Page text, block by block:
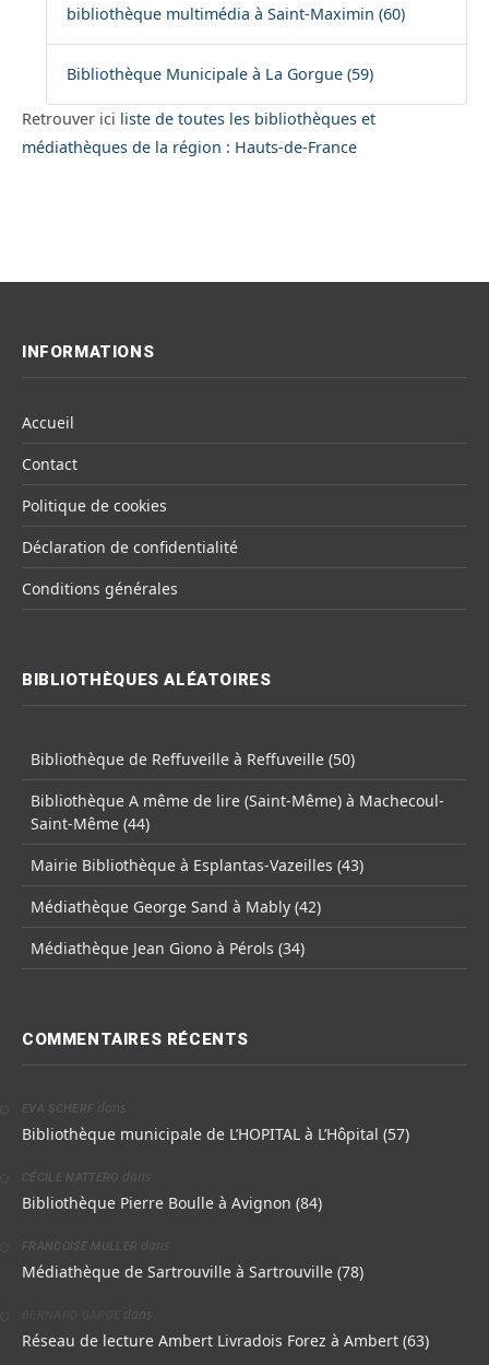
bibliothèque multimédia à Saint-Maximin (60)
Bibliothèque Municipale à La Gorgue (59)
Retrouver ici liste de toutes les bibliothèques et
médiathèques de la région : Hauts-de-France
INFORMATIONS
Accueil
Contact
Politique de cookies
Déclaration de confidentialité
Conditions générales
BIBLIOTHÈQUES ALÉATOIRES
Bibliothèque de Reffuveille à Reffuveille (50)
Bibliothèque A même de lire (Saint-Même) à Machecoul-
Saint-Même (44)
Mairie Bibliothèque à Esplantas-Vazeilles (43)
Médiathèque George Sand à Mably (42)
Médiathèque Jean Giono à Pérols (34)
COMMENTAIRES RÉCENTS
EVA SCHERF dans
Bibliothèque municipale de L’HOPITAL à L’Hôpital (57)
CÉCILE NATTERO dans
Bibliothèque Pierre Boulle à Avignon (84)
FRANCOISE MULLER dans
Médiathèque de Sartrouville à Sartrouville (78)
dans
Réseau de lecture Ambert Livradois Forez à Ambert (63)